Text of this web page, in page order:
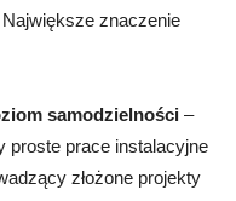
Największe znaczenie
samodzielności –
proste prace instalacyjne
złożone projekty